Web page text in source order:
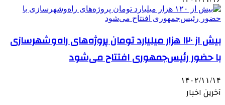
بیش از ۱۲۰ هزار میلیارد تومان پروژه‌های راه‌وشهرسازی
با حضور رئیس‌جمهوری افتتاح می‌شود
۱۴۰۲/۱۱/۱۴
آخرین اخبار